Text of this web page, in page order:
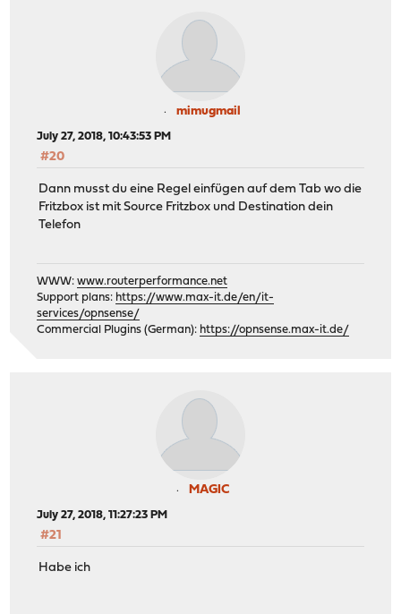
mimugmail
July 27, 2018, 10:43:53 PM
#20
Dann musst du eine Regel einfügen auf dem Tab wo die
Fritzbox ist mit Source Fritzbox und Destination dein
Telefon
WWW:www.routerperformance.net
Support plans: https://www.max-it.de/en/it-
services/opnsense/
Commercial Plugins (German): https://opnsense.max-it.de/
MAGIC
July 27, 2018, 11:27:23 PM
#21
Habe ich